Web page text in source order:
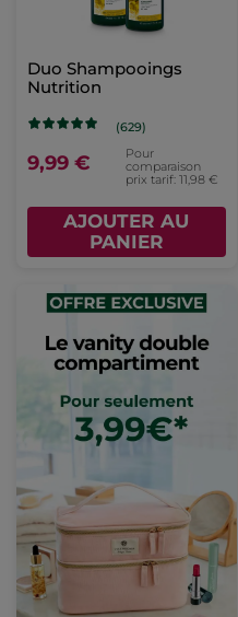
Duo Shampooings
Nutrition
(629)
9,99 €
Pour
comparaison
prix tarif: 11,98 €
AJOUTER AU
PANIER